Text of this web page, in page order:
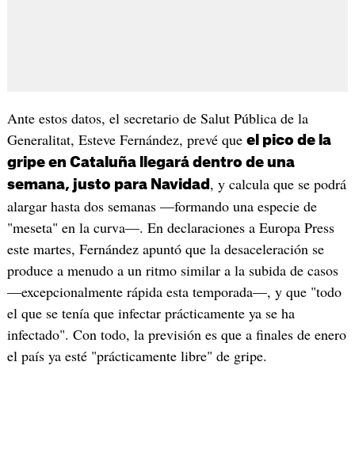
Ante estos datos, el secretario de Salut Pública de la
Generalitat, Esteve Fernández, prevé que el pico de la
gripe en Cataluña llegará dentro de una
semana, justo para Navidad , y calcula que se podrá
alargar hasta dos semanas —formando una especie de
"meseta" en la curva—. En declaraciones a Europa Press
este martes, Fernández apuntó que la desaceleración se
produce a menudo a un ritmo similar a la subida de casos
—excepcionalmente rápida esta temporada—, y que "todo
el que se tenía que infectar prácticamente ya se ha
infectado". Con todo, la previsión es que a finales de enero
el país ya esté "prácticamente libre" de gripe.